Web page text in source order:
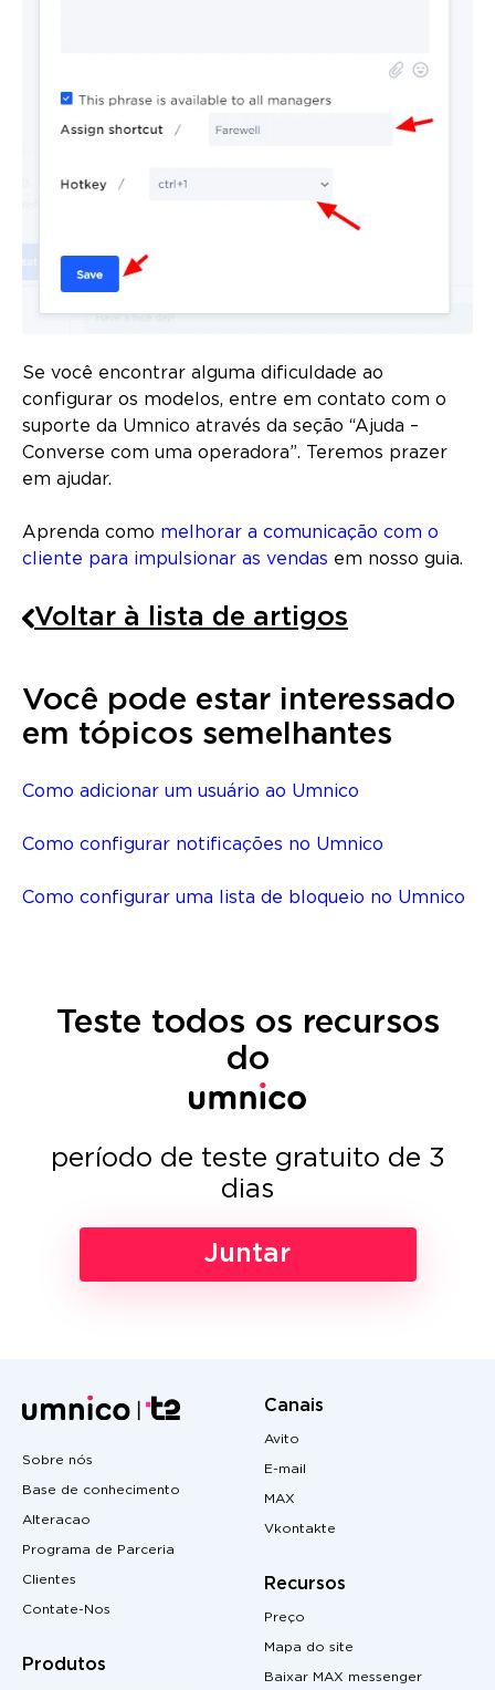
Se você encontrar alguma dificuldade ao
configurar os modelos, entre em contato com o
suporte da Umnico através da seção “Ajuda –
Converse com uma operadora”. Teremos prazer
em ajudar.
Aprenda como melhorar a comunicação com o
cliente para impulsionar as vendas em nosso guia.
Voltar à lista de artigos
Você pode estar interessado
em tópicos semelhantes
Como adicionar um usuário ao Umnico
Como configurar notificações no Umnico
Como configurar uma lista de bloqueio no Umnico
Teste todos os recursos
do
período de teste gratuito de 3
dias
Juntar
Sobre nós
Base de conhecimento
Alteracao
Programa de Parceria
Clientes
Contate-Nos
Produtos
Canais
Avito
E-mail
MAX
Vkontakte
Recursos
Preço
Mapa do site
Baixar MAX messenger